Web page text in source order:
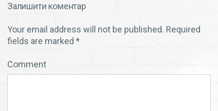
Залишити коментар
Your email address will not be published. Required
fields are marked *
Comment